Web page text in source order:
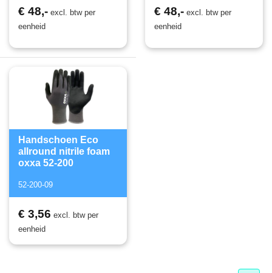
D75AR38
€ 48,- excl. btw per
eenheid
D75AR58
€ 48,- excl. btw per
eenheid
Handschoen Eco
allround nitrile foam
oxxa 52-200
52-200-09
€ 3,56 excl. btw per
eenheid